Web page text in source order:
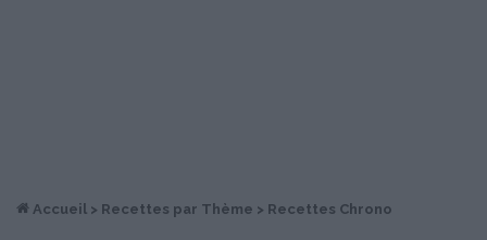
Accueil > Recettes par Thème > Recettes Chrono